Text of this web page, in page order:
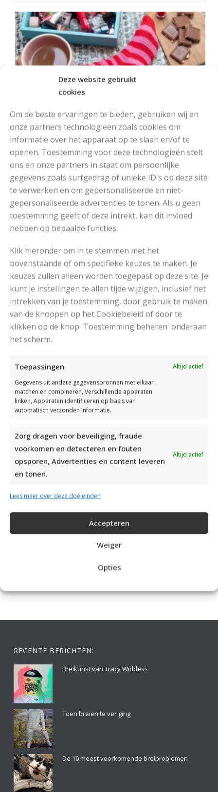
Deze website gebruikt
cookies
Om de beste ervaringen te bieden, gebruiken wij en
onze partners technologieën zoals cookies om
informatie over het apparaat op te slaan en/of te
openen. Toestemming voor deze technologieën stelt
ons en onze partners in staat om persoonlijke
gegevens zoals surfgedrag of unieke ID's op deze site
te verwerken en om gepersonaliseerde en niet-
gepersonaliseerde advertenties te tonen. Als u geen
toestemming geeft of deze intrekt, kan dit invloed
hebben op bepaalde functies.
Klik hieronder om in te stemmen met het
bovenstaande of om specifieke keuzes te maken. Je
keuzes zullen alleen worden toegepast op deze site. Je
kunt je instellingen te allen tijde wijzigen, inclusief het
intrekken van je toestemming, door gebruik te maken
van de knoppen op het Cookiebeleid of door te
klikken op de knop 'Toestemming beheren' onderaan
het scherm.
Toepassingen
Altijd actief
Gegevens uit andere gegevensbronnen met elkaar
matchen en combineren, Verschillende apparaten
linken, Apparaten identificeren op basis van
automatisch verzonden informatie.
Zorg dragen voor beveiliging, fraude
voorkomen en detecteren en fouten
opsporen, Advertenties en content leveren
en tonen.
Altijd actief
Lees meer over deze doeleinden
Accepteren
Weiger
Opties
MOOIE DIKGESTREEPTE SOKKEN BREIEN VAN DURABLE GAREN
DAMESJAS BREIEN VAN HEERLIJK ZACHT GAREN
RECENTE BERICHTEN:
Breikunst van Tracy Widdess
Toen breien te ver ging
De 10 meest voorkomende breiproblemen